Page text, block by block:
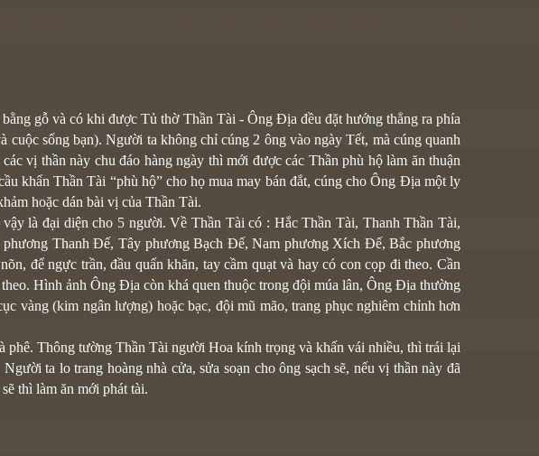
gỗ và có khi được Tủ thờ Thần Tài - Ông Địa đều đặt hướng thẳng ra phía
sống bạn). Người ta không chỉ cúng 2 ông vào ngày Tết, mà cúng quanh
vị thần này chu đáo hàng ngày thì mới được các Thần phù hộ làm ăn thuận
khẩn Thần Tài “phù hộ” cho họ mua may bán đắt, cúng cho Ông Địa một ly
hoặc dán bài vị của Thần Tài.
là đại diện cho 5 người. Về Thần Tài có : Hắc Thần Tài, Thanh Thần Tài,
Thanh Đế, Tây phương Bạch Đế, Nam phương Xích Đế, Bắc phương
để ngực trần, đầu quấn khăn, tay cầm quạt và hay có con cọp đi theo. Cần
Hình ảnh Ông Địa còn khá quen thuộc trong đội múa lân, Ông Địa thường
vàng (kim ngân lượng) hoặc bạc, đội mũ mão, trang phục nghiêm chỉnh hơn
Thông tường Thần Tài người Hoa kính trọng và khấn vái nhiều, thì trái lại
ta lo trang hoàng nhà cửa, sửa soạn cho ông sạch sẽ, nếu vị thần này đã
thì làm ăn mới phát tài.